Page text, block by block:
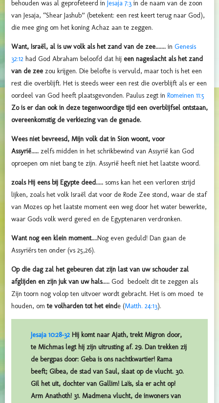
behouden was al geprofeteerd in Jesaja 7:3 in de naam van de zoon
van Jesaja, “Shear Jashub” (betekent: een rest keert terug naar God),
die mee ging om het koning Achaz aan te zeggen.
Want, Israël, al is uw volk als het zand van de zee....... in Genesis
32:12 had God Abraham beloofd dat hij een nageslacht als het zand
van de zee zou krijgen. Die belofte is vervuld, maar toch is het een
rest die overblijft. Het is steeds weer een rest die overblijft als er een
oordeel van God heeft plaatsgevonden. Paulus zegt in Romeinen 11:5
Zo is er dan ook in deze tegenwoordige tijd een overblijfsel ontstaan,
overeenkomstig de verkiezing van de genade.
Wees niet bevreesd, Mijn volk dat in Sion woont, voor
Assyrië..... zelfs midden in het schrikbewind van Assyrië kan God
oproepen om niet bang te zijn. Assyrië heeft niet het laatste woord.
zoals Hij eens bij Egypte deed..... soms kan het een verloren strijd
lijken, zoals het volk Israël dat voor de Rode Zee stond, waar de staf
van Mozes op het laatste moment een weg door het water bewerkte,
waar Gods volk werd gered en de Egyptenaren verdronken.
Want nog een klein moment....Nog even geduld! Dan gaan de
Assyriërs ten onder (vs 25,26).
Op die dag zal het gebeuren dat zijn last van uw schouder zal
afglijden en zijn juk van uw hals..... God bedoelt dit te zeggen als
Zijn toorn nog volop ten uitvoer wordt gebracht. Het is om moed te
houden, om te volharden tot het einde (Matth. 24:13).
Jesaja 10:28-32 Hij komt naar Ajath, trekt Migron door,
te Michmas legt hij zijn uitrusting af. 29. Dan trekken zij
de bergpas door: Geba is ons nachtkwartier! Rama
beeft; Gibea, de stad van Saul, slaat op de vlucht. 30.
Gil het uit, dochter van Gallim! Laïs, sla er acht op!
Arm Anathoth! 31. Madmena vlucht, de inwoners van